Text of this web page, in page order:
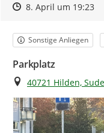
Zeitpunkt des
Zeitpunkt des
8. April um 19:23
Kategorie
Sonstige Anliegen
Parkplatz
Ort
40721 Hilden,